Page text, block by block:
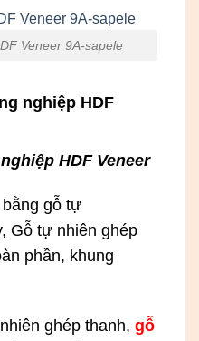
Veneer 9A-sapele
nghiệp HDF
HDF Veneer
gỗ tự
Gỗ tự nhiên ghép
phần, khung
ghép thanh, gỗ